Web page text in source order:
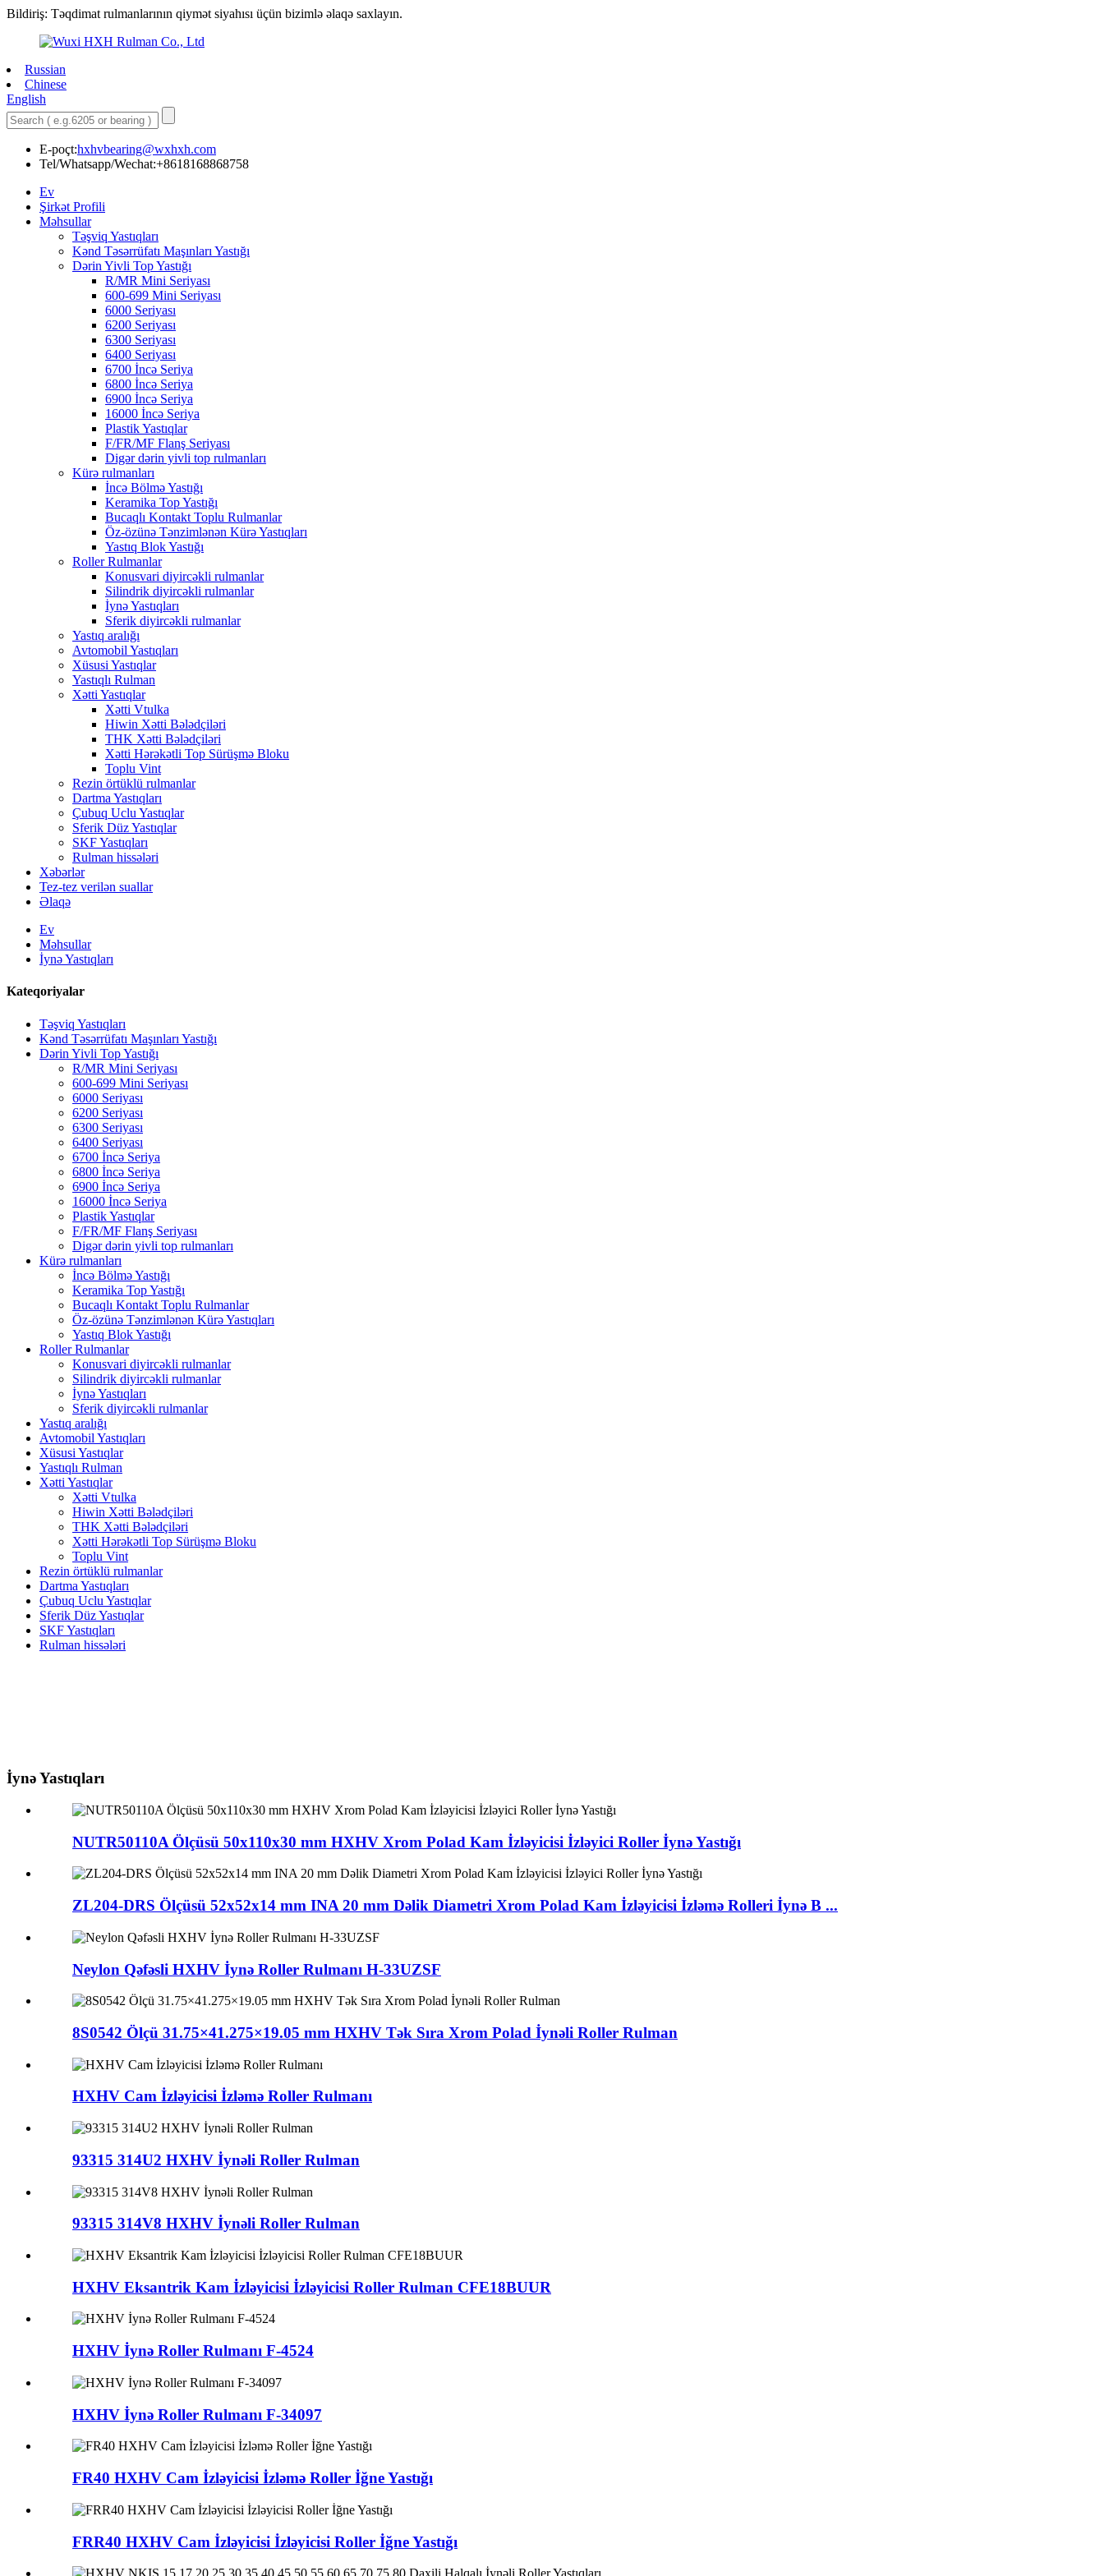
Bildiriş: Təqdimat rulmanlarının qiymət siyahısı üçün bizimlə əlaqə saxlayın.
Russian
Chinese
English
E-poçt:hxhvbearing@wxhxh.com
Tel/Whatsapp/Wechat:+8618168868758
Ev
Şirkət Profili
Məhsullar
Təşviq Yastıqları
Kənd Təsərrüfatı Maşınları Yastığı
Dərin Yivli Top Yastığı
R/MR Mini Seriyası
600-699 Mini Seriyası
6000 Seriyası
6200 Seriyası
6300 Seriyası
6400 Seriyası
6700 İncə Seriya
6800 İncə Seriya
6900 İncə Seriya
16000 İncə Seriya
Plastik Yastıqlar
F/FR/MF Flanş Seriyası
Digər dərin yivli top rulmanları
Kürə rulmanları
İncə Bölmə Yastığı
Keramika Top Yastığı
Bucaqlı Kontakt Toplu Rulmanlar
Öz-özünə Tənzimlənən Kürə Yastıqları
Yastıq Blok Yastığı
Roller Rulmanlar
Konusvari diyircəkli rulmanlar
Silindrik diyircəkli rulmanlar
İynə Yastıqları
Sferik diyircəkli rulmanlar
Yastıq aralığı
Avtomobil Yastıqları
Xüsusi Yastıqlar
Yastıqlı Rulman
Xətti Yastıqlar
Xətti Vtulka
Hiwin Xətti Bələdçiləri
THK Xətti Bələdçiləri
Xətti Hərəkətli Top Sürüşmə Bloku
Toplu Vint
Rezin örtüklü rulmanlar
Dartma Yastıqları
Çubuq Uclu Yastıqlar
Sferik Düz Yastıqlar
SKF Yastıqları
Rulman hissələri
Xəbərlər
Tez-tez verilən suallar
Əlaqə
Ev
Məhsullar
İynə Yastıqları
Kateqoriyalar
Təşviq Yastıqları
Kənd Təsərrüfatı Maşınları Yastığı
Dərin Yivli Top Yastığı
R/MR Mini Seriyası
600-699 Mini Seriyası
6000 Seriyası
6200 Seriyası
6300 Seriyası
6400 Seriyası
6700 İncə Seriya
6800 İncə Seriya
6900 İncə Seriya
16000 İncə Seriya
Plastik Yastıqlar
F/FR/MF Flanş Seriyası
Digər dərin yivli top rulmanları
Kürə rulmanları
İncə Bölmə Yastığı
Keramika Top Yastığı
Bucaqlı Kontakt Toplu Rulmanlar
Öz-özünə Tənzimlənən Kürə Yastıqları
Yastıq Blok Yastığı
Roller Rulmanlar
Konusvari diyircəkli rulmanlar
Silindrik diyircəkli rulmanlar
İynə Yastıqları
Sferik diyircəkli rulmanlar
Yastıq aralığı
Avtomobil Yastıqları
Xüsusi Yastıqlar
Yastıqlı Rulman
Xətti Yastıqlar
Xətti Vtulka
Hiwin Xətti Bələdçiləri
THK Xətti Bələdçiləri
Xətti Hərəkətli Top Sürüşmə Bloku
Toplu Vint
Rezin örtüklü rulmanlar
Dartma Yastıqları
Çubuq Uclu Yastıqlar
Sferik Düz Yastıqlar
SKF Yastıqları
Rulman hissələri
İynə Yastıqları
NUTR50110A Ölçüsü 50x110x30 mm HXHV Xrom Polad Kam İzləyicisi İzləyici Roller İynə Yastığı
ZL204-DRS Ölçüsü 52x52x14 mm INA 20 mm Dəlik Diametri Xrom Polad Kam İzləyicisi İzləmə Rolleri İynə B ...
Neylon Qəfəsli HXHV İynə Roller Rulmanı H-33UZSF
8S0542 Ölçü 31.75×41.275×19.05 mm HXHV Tək Sıra Xrom Polad İynəli Roller Rulman
HXHV Cam İzləyicisi İzləmə Roller Rulmanı
93315 314U2 HXHV İynəli Roller Rulman
93315 314V8 HXHV İynəli Roller Rulman
HXHV Eksantrik Kam İzləyicisi İzləyicisi Roller Rulman CFE18BUUR
HXHV İynə Roller Rulmanı F-4524
HXHV İynə Roller Rulmanı F-34097
FR40 HXHV Cam İzləyicisi İzləmə Roller İğne Yastığı
FRR40 HXHV Cam İzləyicisi İzləyicisi Roller İğne Yastığı